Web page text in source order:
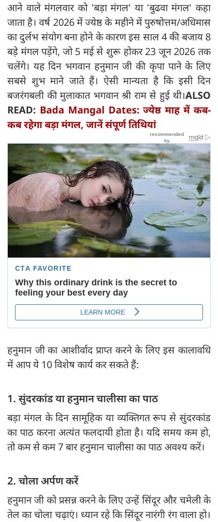
आने वाले मंगलवार को 'बड़ा मंगल' या 'बुढवा मंगल' कहा
जाता है। वर्ष 2026 में ज्येष्ठ के महीने में पुरुषोत्तम/अधिमास
का दुर्लभ संयोग बना होने के कारण इस साल 4 की बजाय 8
बड़े मंगल पड़ेंगे, जो 5 मई से शुरू होकर 23 जून 2026 तक
चलेंगे। यह दिन भगवान हनुमान जी की कृपा पाने के लिए
सबसे शुभ माने जाते हैं। ऐसी मान्यता है कि इसी दिन
बजरंगबली की मुलाकात भगवान श्री राम से हुई थी।ALSO
READ: Bada Mangal Dates: ज्येष्ठ माह में कब-
कब रहेगा बड़ा मंगल, जानें संपूर्ण तिथियां
हनुमान जी का आशीर्वाद प्राप्त करने के लिए इस कालावधि
में आप ये 10 विशेष कार्य कर सकते हैं:
1. सुंदरकांड या हनुमान चालीसा का पाठ
बड़ा मंगल के दिन सामूहिक या व्यक्तिगत रूप से सुंदरकांड
का पाठ करना अत्यंत फलदायी होता है। यदि समय कम हो,
तो कम से कम 7 बार हनुमान चालीसा का पाठ अवश्य करें।
2. चोला अर्पण करें
हनुमान जी को प्रसन्न करने के लिए उन्हें सिंदूर और चमेली के
तेल का चोला चढ़ाएं। ध्यान रहे कि सिंदूर नारंगी रंग वाला हो।